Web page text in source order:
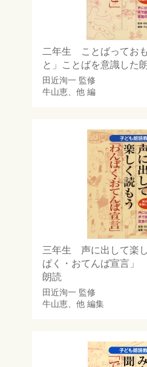
二年生 ことばってお
と」ことばを意識した
田近洵一監修
牛山恵、他 編
三年生 声に出して楽
ぱく・おてんば宣言」
朗読
田近洵一監修
牛山恵、他 編集